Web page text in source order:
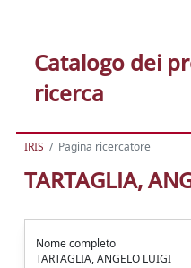
Catalogo dei
ricerca
IRIS Pagina ricercatore
TARTAGLIA,
Nome completo
TARTAGLIA, ANGELO LUIGI